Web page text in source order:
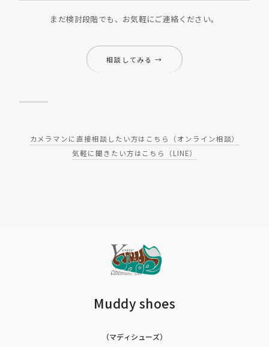
まだ検討段階でも、お気軽にご連絡ください。
相談してみる →
カメラマンに直接相談したい方はこちら（オンライン相談）
気軽に聞きたい方はこちら（LINE）
Muddy shoes
（マディシューズ）